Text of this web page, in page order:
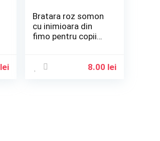
lei
Bratara roz somon
cu inimioara din
fimo pentru copii
8.00 lei